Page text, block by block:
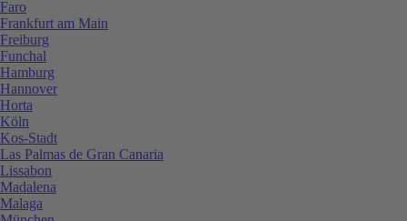
Faro
Frankfurt am Main
Freiburg
Funchal
Hamburg
Hannover
Horta
Köln
Kos-Stadt
Las Palmas de Gran Canaria
Lissabon
Madalena
Malaga